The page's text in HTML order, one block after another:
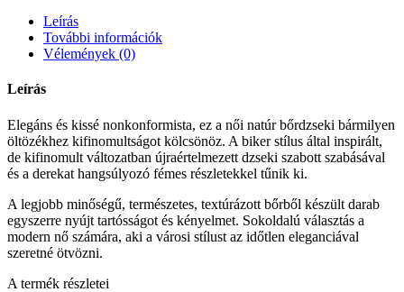
Leírás
További információk
Vélemények (0)
Leírás
Elegáns és kissé nonkonformista, ez a női natúr bőrdzseki bármilyen
öltözékhez kifinomultságot kölcsönöz. A biker stílus által inspirált,
de kifinomult változatban újraértelmezett dzseki szabott szabásával
és a derekat hangsúlyozó fémes részletekkel tűnik ki.
A legjobb minőségű, természetes, textúrázott bőrből készült darab
egyszerre nyújt tartósságot és kényelmet. Sokoldalú választás a
modern nő számára, aki a városi stílust az időtlen eleganciával
szeretné ötvözni.
A termék részletei